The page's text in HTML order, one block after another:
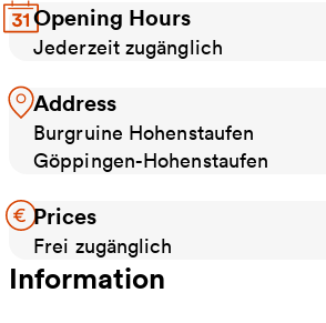
Opening Hours
Jederzeit zugänglich
Address
Burgruine Hohenstaufen
Göppingen-Hohenstaufen
Prices
Frei zugänglich
Information